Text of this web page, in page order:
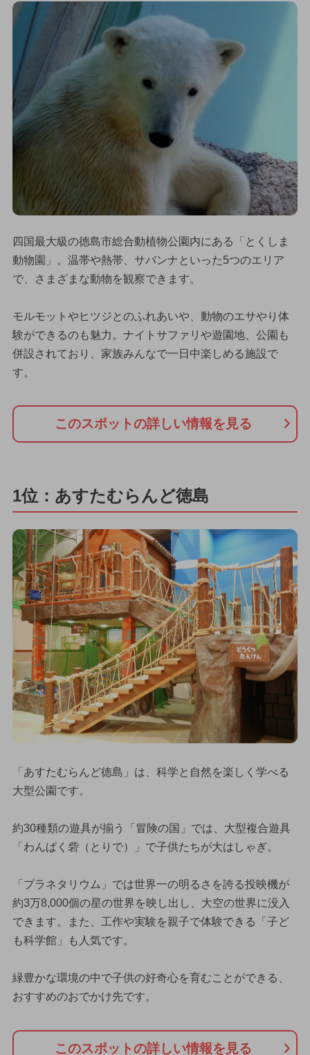
四国最大級の徳島市総合動植物公園内にある「とくしま
動物園」。温帯や熱帯、サバンナといった5つのエリア
で、さまざまな動物を観察できます。
モルモットやヒツジとのふれあいや、動物のエサやり体
験ができるのも魅力。ナイトサファリや遊園地、公園も
併設されており、家族みんなで一日中楽しめる施設で
す。
このスポットの詳しい情報を見る
1位：あすたむらんど徳島
「あすたむらんど徳島」は、科学と自然を楽しく学べる
大型公園です。
約30種類の遊具が揃う「冒険の国」では、大型複合遊具
「わんぱく砦（とりで）」で子供たちが大はしゃぎ。
「プラネタリウム」では世界一の明るさを誇る投映機が
約3万8,000個の星の世界を映し出し、大空の世界に没入
できます。また、工作や実験を親子で体験できる「子ど
も科学館」も人気です。
緑豊かな環境の中で子供の好奇心を育むことができる、
おすすめのおでかけ先です。
このスポットの詳しい情報を見る